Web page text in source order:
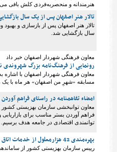
هنرمندانه‌ و منحصربه‌فردی کلش بافی
تالار هنر اصفهان پس از یک سال
تالار هنر اصفهان پس از بازسازی و
سال بازگشایی شد.
معاون فرهنگی شهردار اصفهان خبر داد
رونمایی از فرهنگ‌نامه بزرگ
معاون فرهنگی شهردار اصفهان با
مسابقه «شهرِ من اصفهان» هر ماه با یک
امضاء تفاهمنامه در راستای فراهم
معاون توانبخشی سازمان بهزیستی کشور
فراهم آوردن بستر مناسب برای بازاریابی
توانمندی اقتصادی در جامعه هدف برسیم.
بهره‌مندی 42 هزارمعلول از خدمات اتاق هنر
رییس سازمان بهزیستی کشور از